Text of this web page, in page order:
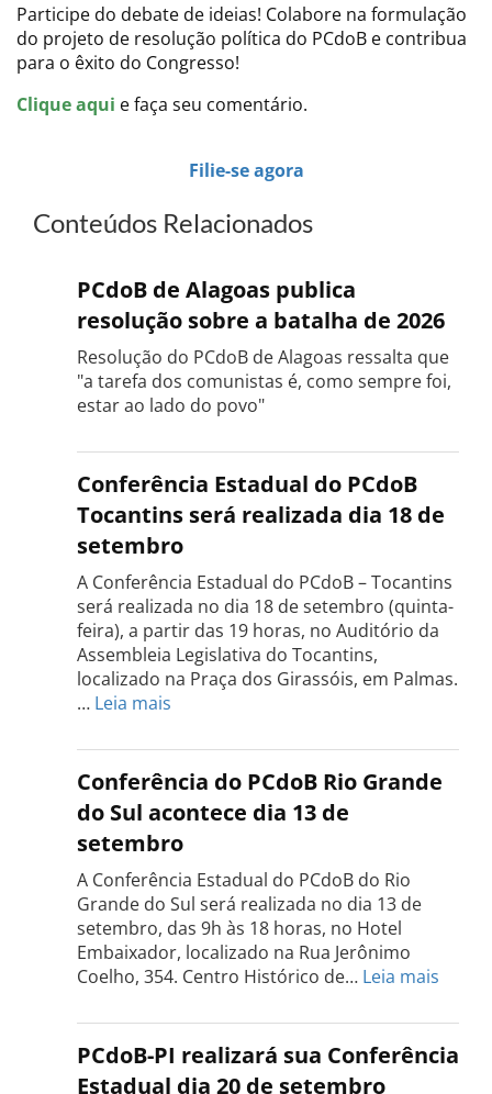
Participe do debate de ideias! Colabore na formulação
do projeto de resolução política do PCdoB e contribua
para o êxito do Congresso!
Clique aqui e faça seu comentário.
Filie-se agora
Conteúdos Relacionados
PCdoB de Alagoas publica
resolução sobre a batalha de 2026
Resolução do PCdoB de Alagoas ressalta que
"a tarefa dos comunistas é, como sempre foi,
estar ao lado do povo"
Conferência Estadual do PCdoB
Tocantins será realizada dia 18 de
setembro
A Conferência Estadual do PCdoB – Tocantins
será realizada no dia 18 de setembro (quinta-
feira), a partir das 19 horas, no Auditório da
Assembleia Legislativa do Tocantins,
localizado na Praça dos Girassóis, em Palmas.
… Leia mais
Estadual
do
Tocantins
será
realizada
dia
18
de
setembro
Conferência do PCdoB Rio Grande
do Sul acontece dia 13 de
setembro
A Conferência Estadual do PCdoB do Rio
Grande do Sul será realizada no dia 13 de
setembro, das 9h às 18 horas, no Hotel
Embaixador, localizado na Rua Jerônimo
Coelho, 354. Centro Histórico de… Leia mais
do
PCdoB
PCdoB-PI realizará sua Conferência
Estadual dia 20 de setembro